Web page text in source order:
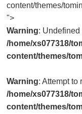
content/themes/
">
Warning: Undefined
/home/xs077318/
content/themes/
Warning: Attempt to
/home/xs077318/
content/themes/